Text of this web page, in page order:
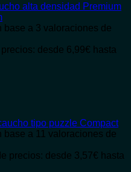
alta densidad Premium
base a 3 valoraciones de
desde 6,99€ hasta
tipo puzzle Compact
base a 11 valoraciones de
precios: desde 3,57€ hasta